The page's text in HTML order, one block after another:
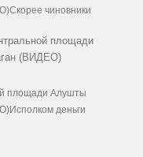
чиновники
площади
(ВИДЕО)
площади Алушты
деньги